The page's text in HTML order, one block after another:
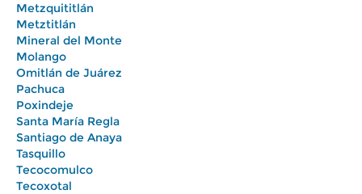
Metzquititlán
Metztitlán
Mineral del Monte
Molango
Omitlán de Juárez
Pachuca
Poxindeje
Santa María Regla
Santiago de Anaya
Tasquillo
Tecocomulco
Tecoxotal